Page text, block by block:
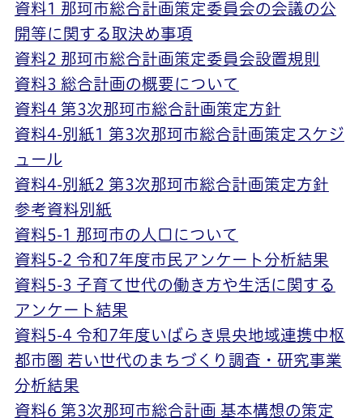
資料1 那珂市総合計画策定委員会の会議の公
開等に関する取決め事項
資料2 那珂市総合計画策定委員会設置規則
資料3 総合計画の概要について
資料4 第3次那珂市総合計画策定方針
資料4-別紙1 第3次那珂市総合計画策定スケジ
ュール
資料4-別紙2 第3次那珂市総合計画策定方針
参考資料別紙
資料5-1 那珂市の人口について
資料5-2 令和7年度市民アンケート分析結果
資料5-3 子育て世代の働き方や生活に関する
アンケート結果
資料5-4 令和7年度いばらき県央地域連携中枢
都市圏 若い世代のまちづくり調査・研究事業
分析結果
資料6 第3次那珂市総合計画 基本構想の策定